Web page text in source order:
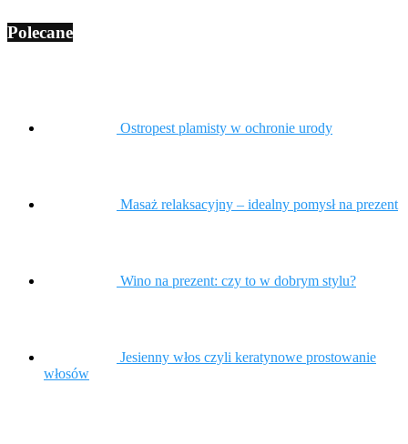
Polecane
Ostropest plamisty w ochronie urody
Masaż relaksacyjny – idealny pomysł na prezent
Wino na prezent: czy to w dobrym stylu?
Jesienny włos czyli keratynowe prostowanie
włosów